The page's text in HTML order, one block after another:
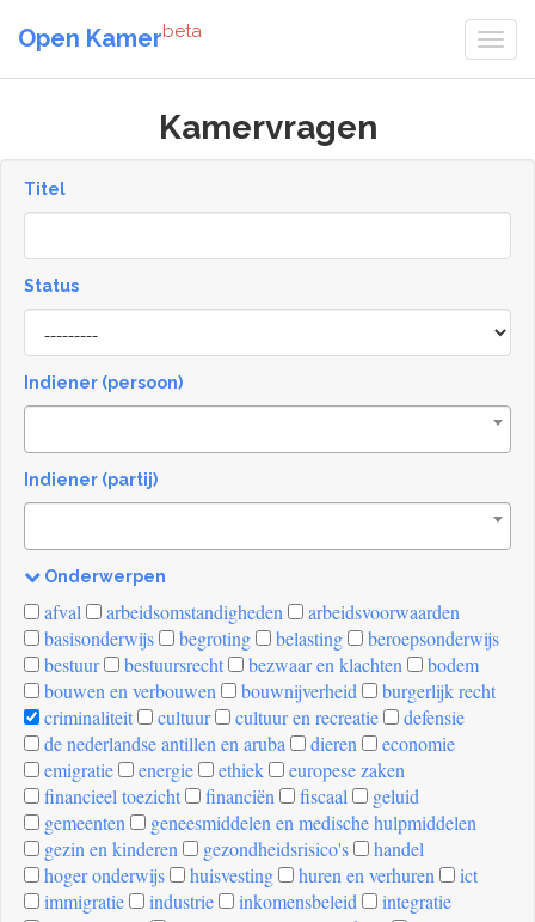
Open Kamerbeta
Kamervragen
Titel
Status
[invalid
name]
Indiener (persoon)
Indiener (partij)
Onderwerpen
[invalid
name]
afval arbeidsomstandigheden
arbeidsvoorwaarden
basisonderwijs
begroting belasting
beroepsonderwijs
bestuur
bestuursrecht bezwaar en klachten
bodem
bouwen en verbouwen
bouwnijverheid
burgerlijk recht
criminaliteit
cultuur cultuur en recreatie
defensie
de nederlandse antillen en aruba
dieren
economie
emigratie
energie ethiek
europese zaken
financieel toezicht
financiën fiscaal
geluid
gemeenten
geneesmiddelen en medische hulpmiddelen
gezin en kinderen
gezondheidsrisico's
handel
hoger onderwijs
huisvesting huren en verhuren
ict
immigratie
industrie inkomensbeleid
integratie